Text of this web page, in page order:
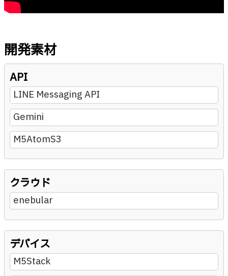
開発素材
API
LINE Messaging API
Gemini
M5AtomS3
クラウド
enebular
デバイス
M5Stack